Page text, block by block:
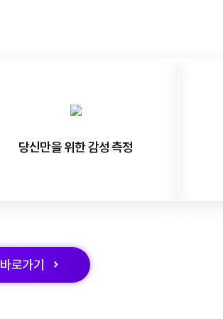
당신만을 위한 감성 측정
바로가기